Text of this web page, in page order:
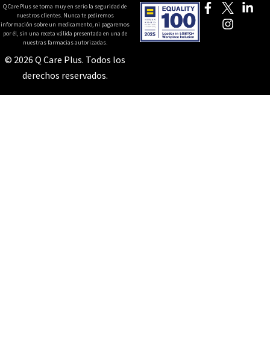
Q Care Plus se toma muy en serio la seguridad de
nuestros clientes. Nunca te pediremos
información sobre un medicamento, ni pagaremos
por él, sin una receta válida presentada en una de
nuestras farmacias autorizadas.
© 2026 Q Care Plus. Todos los
derechos reservados.